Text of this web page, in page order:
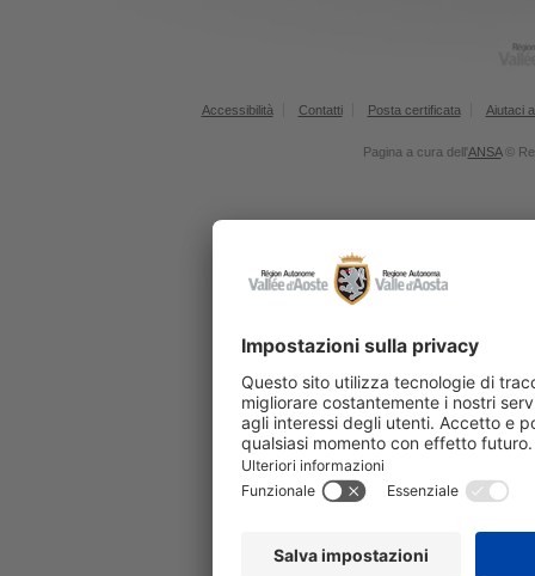
Accessibilità Contatti Posta certificata Aiutaci
Pagina a cura dell'ANSA©